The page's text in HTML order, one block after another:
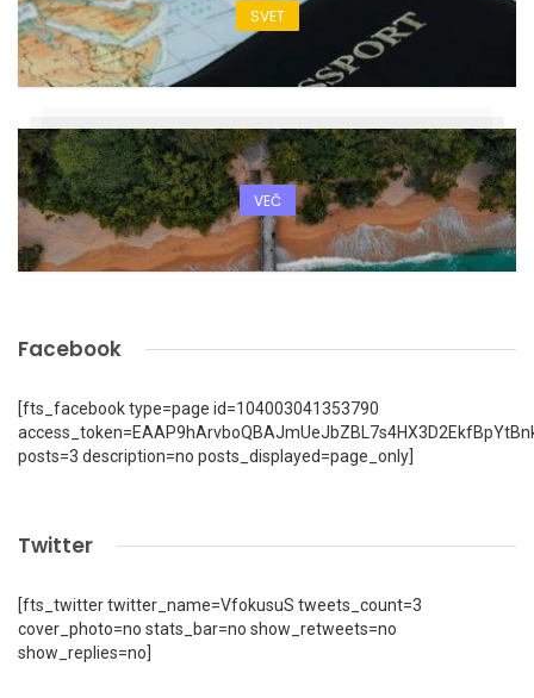
SVET
VEČ
Facebook
[fts_facebook type=page id=104003041353790
posts=3 description=no posts_displayed=page_only]
Twitter
[fts_twitter twitter_name=VfokusuS tweets_count=3
cover_photo=no stats_bar=no show_retweets=no
show_replies=no]